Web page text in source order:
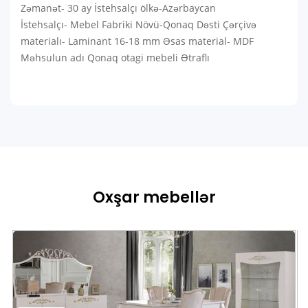
Zəmanət- 30 ay İstehsalçı ölkə-Azərbaycan
İstehsalçı- Mebel Fabriki Növü-Qonaq Dəsti Çərçivə
materialı- Laminant 16-18 mm Əsas material- MDF
Məhsulun adı Qonaq otagi mebeli Ətraflı
Oxşar mebellər